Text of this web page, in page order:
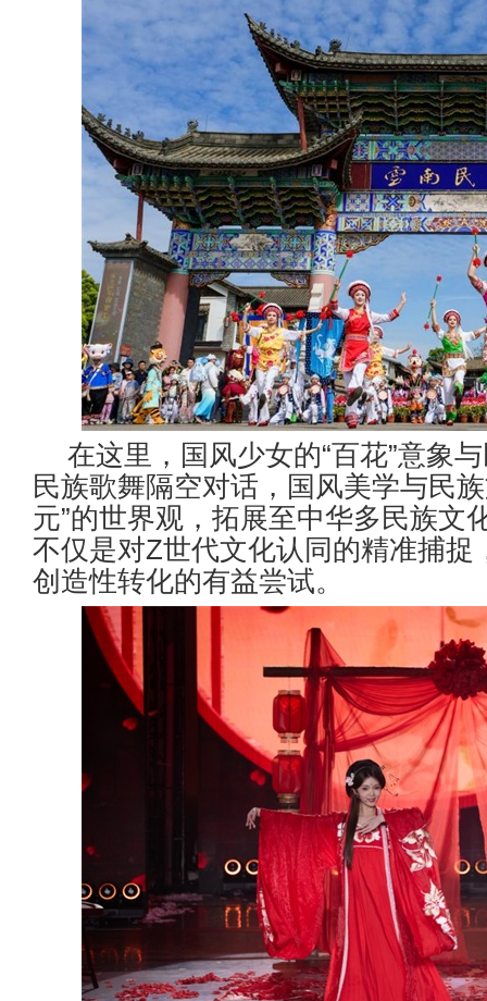
在这里，国风少女的“百花”意象
民族歌舞隔空对话，国风美学与民
元”的世界观，拓展至中华多民族文
不仅是对Z世代文化认同的精准捕
创造性转化的有益尝试。